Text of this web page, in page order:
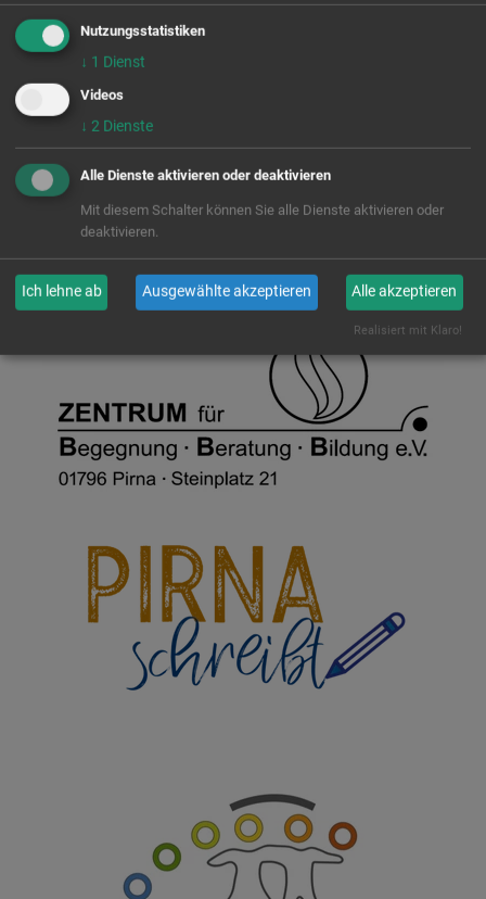
Nutzungsstatistiken
↓ 1 Dienst
Videos
↓ 2 Dienste
Alle Dienste aktivieren oder deaktivieren
Mit diesem Schalter können Sie alle Dienste aktivieren oder
deaktivieren.
Ich lehne ab Ausgewählte akzeptieren Alle akzeptieren
Realisiert mit Klaro!